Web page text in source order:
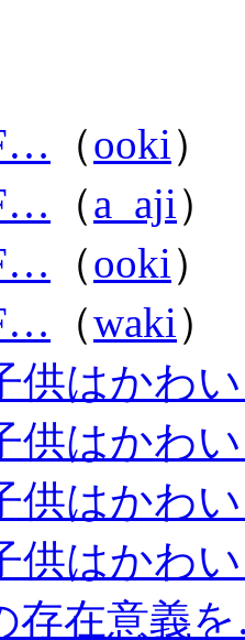
（ooki）
（a_aji）
（ooki）
（waki）
供はかわ
供はかわ
供はかわ
供はかわ
存在意義